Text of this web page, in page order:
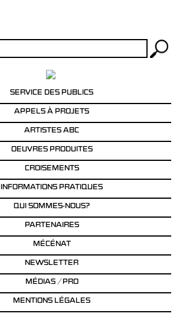
SERVICE DES PUBLICS
APPELS À PROJETS
ARTISTES ABC
OEUVRES PRODUITES
CROISEMENTS
INFORMATIONS PRATIQUES
QUI SOMMES-NOUS?
PARTENAIRES
MÉCÉNAT
NEWSLETTER
MÉDIAS / PRO
MENTIONS LÉGALES